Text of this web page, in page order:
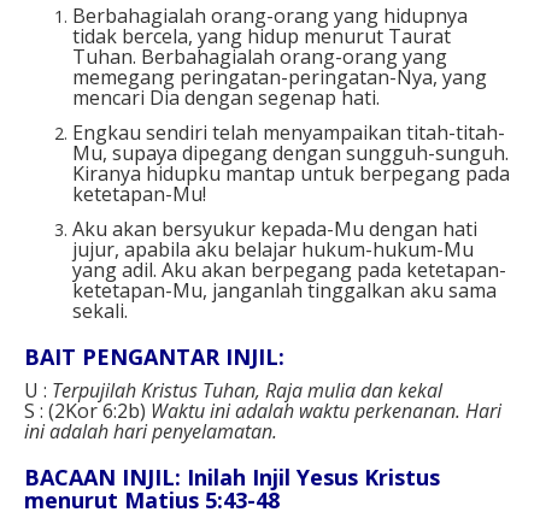
Berbahagialah orang-orang yang hidupnya
tidak bercela, yang hidup menurut Taurat
Tuhan. Berbahagialah orang-orang yang
memegang peringatan-peringatan-Nya, yang
mencari Dia dengan segenap hati.
Engkau sendiri telah menyampaikan titah-titah-
Mu, supaya dipegang dengan sungguh-sunguh.
Kiranya hidupku mantap untuk berpegang pada
ketetapan-Mu!
Aku akan bersyukur kepada-Mu dengan hati
jujur, apabila aku belajar hukum-hukum-Mu
yang adil. Aku akan berpegang pada ketetapan-
ketetapan-Mu, janganlah tinggalkan aku sama
sekali.
BAIT PENGANTAR INJIL:
U : Terpujilah Kristus Tuhan, Raja mulia dan kekal
S : (2Kor 6:2b) Waktu ini adalah waktu perkenanan. Hari
ini adalah hari penyelamatan.
BACAAN INJIL: Inilah Injil Yesus Kristus
menurut Matius 5:43-48